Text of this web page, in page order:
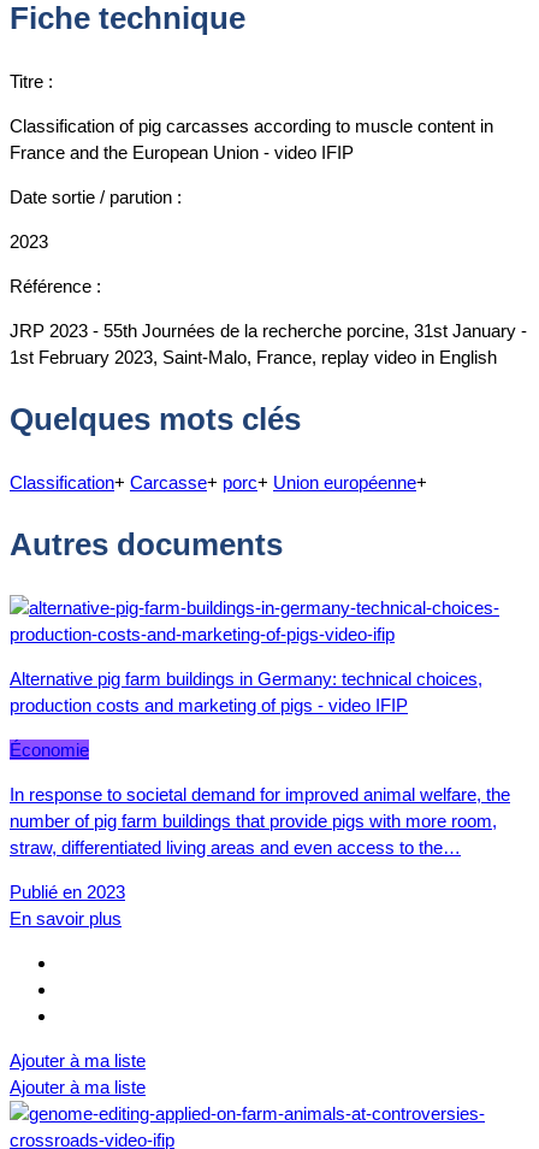
Fiche technique
Titre :
Classification of pig carcasses according to muscle content in
France and the European Union - video IFIP
Date sortie / parution :
2023
Référence :
JRP 2023 - 55th Journées de la recherche porcine, 31st January -
1st February 2023, Saint-Malo, France, replay video in English
Quelques mots clés
Classification+ Carcasse+ porc+ Union européenne+
Autres documents
Alternative pig farm buildings in Germany: technical choices,
production costs and marketing of pigs - video IFIP
Économie
In response to societal demand for improved animal welfare, the
number of pig farm buildings that provide pigs with more room,
straw, differentiated living areas and even access to the…
Publié en 2023
En savoir plus
Ajouter à ma liste
Ajouter à ma liste